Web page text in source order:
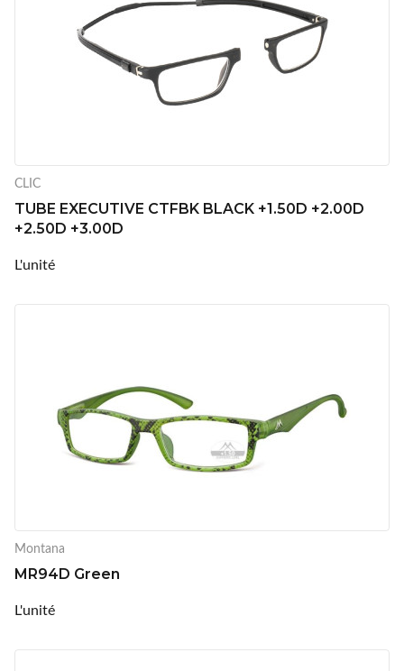
CLIC
TUBE EXECUTIVE CTFBK BLACK +1.50D +2.00D
+2.50D +3.00D
L'unité
Montana
MR94D Green
L'unité